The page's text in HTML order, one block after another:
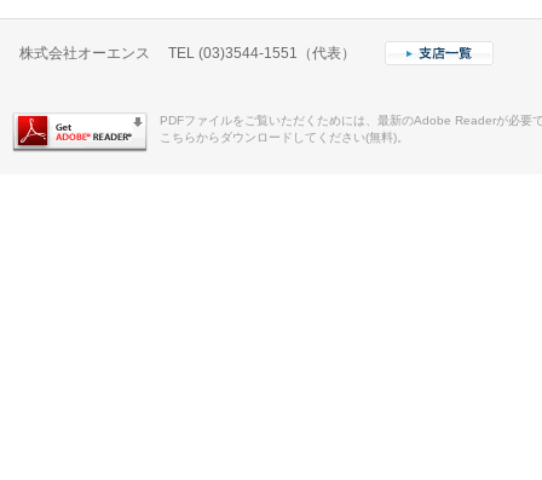
株式会社オーエンス TEL (03)3544-1551（代表）
PDFファイルをご覧いただくためには、最新のAdobe Readerが必要
こちらからダウンロードしてください(無料)。